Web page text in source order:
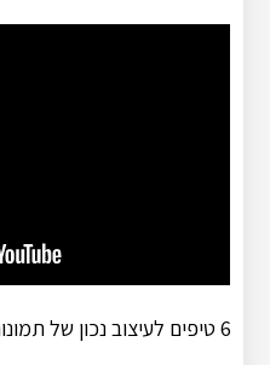
6 טיפים לעיצוב נכון של תמונות בפוטושופ